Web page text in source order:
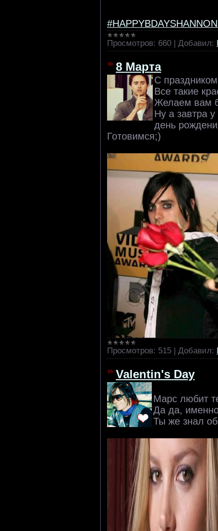
Просмотров: 660 | Добавил:
8 Марта
С
Все такие
Желаем вам
Ну а завтра
день
Готовимся;)
Просмотров: 515 | Добавил:
Valentin's Day
Марс любит
Да да,
Ты же знал